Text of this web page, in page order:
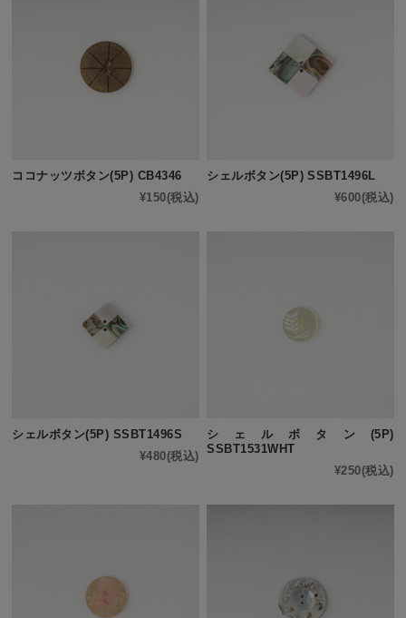
ココナッツボタン(5P) CB4346
¥150(税込)
シェルボタン(5P) SSBT1496L
¥600(税込)
シェルボタン(5P) SSBT1496S
¥480(税込)
シェルボタン(5P)
SSBT1531WHT
¥250(税込)